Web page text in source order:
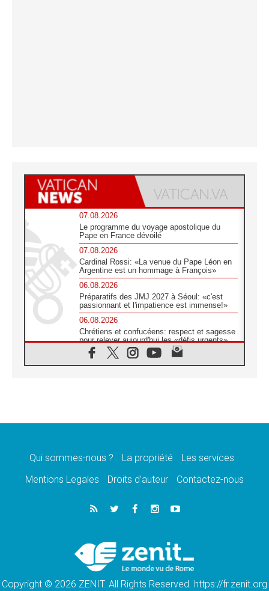
07.08.2026
Le programme du voyage apostolique du
Pape en France dévoilé
07.08.2026
Cardinal Rossi: «La venue du Pape Léon en
Argentine est un hommage à François»
06.08.2026
Préparatifs des JMJ 2027 à Séoul: «c'est
passionnant et l'impatience est immense!»
06.08.2026
Chrétiens et confucéens: respect et sagesse
pour relever aujourd'hui les «défis urgents»
06.08.2026
À Sainte-Marie-Majeure, la grâce de Dieu
«les chrétiens veulent la paix»
Au Mexique, le cardinal Parolin invite à être
06.08.2026
À Assise, le Pape invite les jeunes à
La visite du Pape en Argentine portera «un
message de paix et de dignité humaine»
Qui sommes-nous ? La propriété
Les services
Mentions Legales
Droits d’auteur Contactez-nous
Copyright © 2026 ZENIT. All Rights Reserved. https://fr.zenit.org